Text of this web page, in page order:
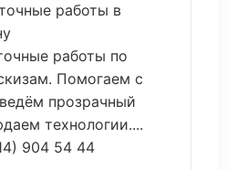
работы в
работы по
Помогаем с
прозрачный
технологии....
904 54 44